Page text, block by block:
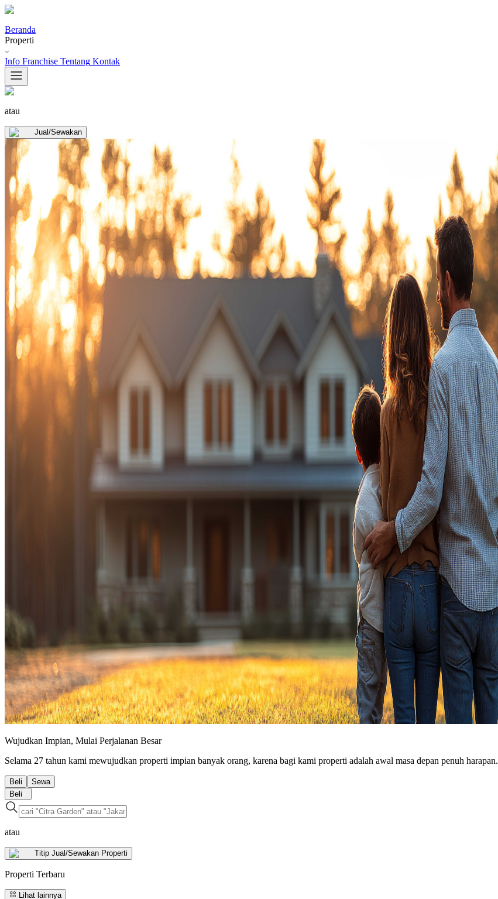
Beranda
Properti
Info Franchise Tentang Kontak
atau
Jual/Sewakan
Wujudkan Impian, Mulai Perjalanan Besar
Selama 27 tahun kami mewujudkan properti impian banyak orang, karena bagi kami properti adalah awal masa depan penuh harapan.
Beli
Sewa
Beli
atau
Titip Jual/Sewakan Properti
Properti Terbaru
Lihat lainnya